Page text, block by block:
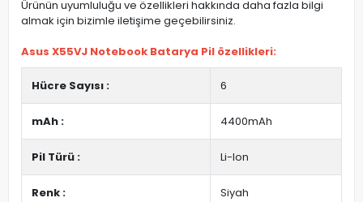
Ürünün uyumluluğu ve özellikleri hakkında daha fazla bilgi
almak için bizimle iletişime geçebilirsiniz.
Asus X55VJ Notebook Batarya Pil özellikleri:
Hücre Sayısı : 6
mAh : 4400mAh
Pil Türü : Li-Ion
Renk : Siyah